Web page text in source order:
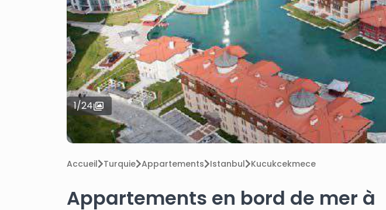
1/24
Accueil Turquie Appartements Istanbul Kucukcekmece
Appartements en bord de mer à